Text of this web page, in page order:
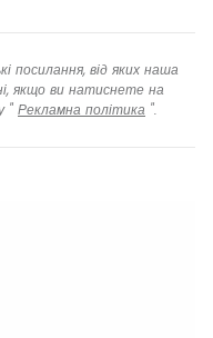
від яких наша
якщо ви натиснете на
" Рекламна політика ".